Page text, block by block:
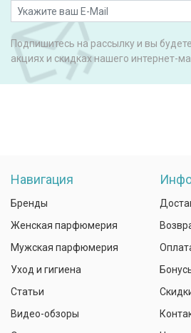
Подпишитесь на рассылку и вы
акциях и скидках нашего интернет-
Навигация
Бренды
Женская парфюмерия
Мужская парфюмерия
Уход и гигиена
Статьи
Видео-обзоры